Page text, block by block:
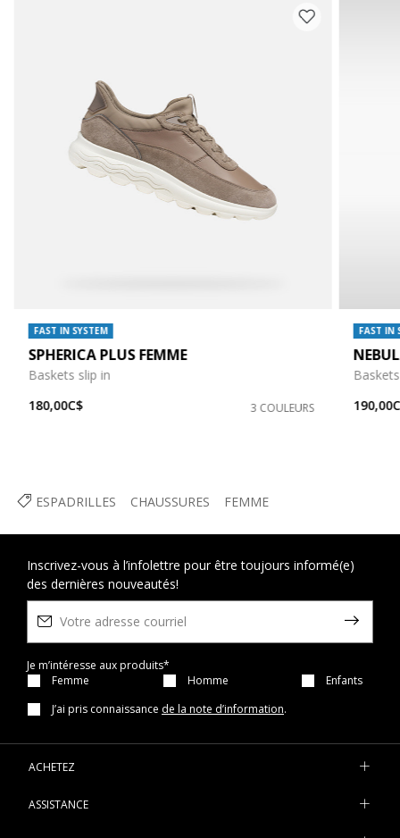
ESPADRILLES CHAUSSURES FEMME
FAST IN SYSTEM
SPHERICA PLUS FEMME
Baskets slip in
180,00C$
3 COULEURS
FAST IN
Inscrivez-vous à l’infolettre pour être toujours informé(e)
des dernières nouveautés!
Je m’intéresse aux produits*
Femme
Homme
Enfants
J’ai pris connaissance de la note d’information.
ACHETEZ
ASSISTANCE